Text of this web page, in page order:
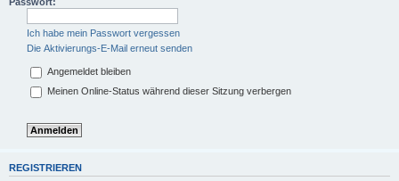
Ich habe mein Passwort vergessen
Die Aktivierungs-E-Mail erneut senden
Angemeldet bleiben
Meinen Online-Status während dieser Sitzung verbergen
REGISTRIEREN